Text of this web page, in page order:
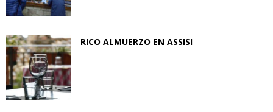
RICO ALMUERZO EN ASSISI